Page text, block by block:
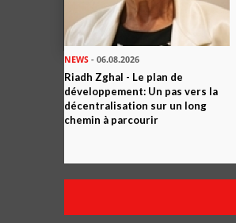
NEWS - 06.08.2026
Riadh Zghal - Le plan de
développement: Un pas vers la
décentralisation sur un long
chemin à parcourir